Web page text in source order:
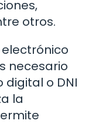
otros.
necesario
o DNI
la